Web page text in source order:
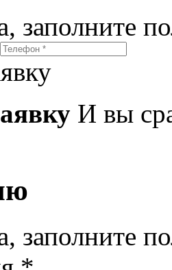
заполните
И вы
заполните